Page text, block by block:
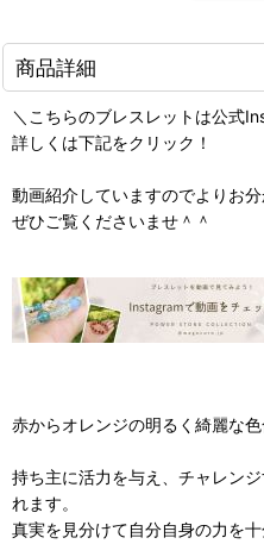
商品詳細
＼こちらのブレスレットは公式
詳しくは下記をクリック！
動画紹介していますのでよりお
ぜひご覧くださいませ＾＾
赤からオレンジの明るく綺麗な
持ち主に活力を与え、チャレン
れます。
真実を見分けて自分自身の力を